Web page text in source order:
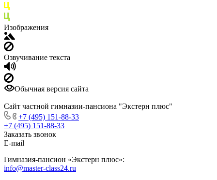
Изображения
Озвучивание текста
Обычная версия сайта
Сайт частной гимназии-пансиона "Экстерн плюс"
+7 (495) 151-88-33
+7 (495) 151-88-33
Заказать звонок
E-mail
Гимназия-пансион «Экстерн плюс»:
info@master-class24.ru